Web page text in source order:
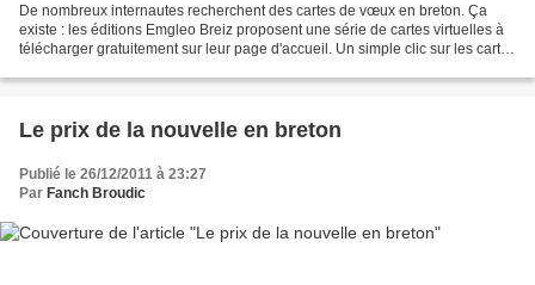
De nombreux internautes recherchent des cartes de vœux en breton. Ça
existe : les éditions Emgleo Breiz proposent une série de cartes virtuelles à
télécharger gratuitement sur leur page d'accueil. Un simple clic sur les cartes
Le prix de la nouvelle en breton
Publié le 26/12/2011 à 23:27
Par Fanch Broudic